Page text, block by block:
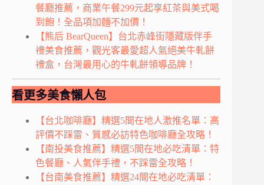
餐廳推薦，商業午餐299元起享紅茶與美式喝
到飽！全品項加麵不加價！
【熊后 BearQueen】台北赤峰街隱藏版伴手
禮美食推薦，觀光客最愛超人氣絕美牛軋餅
禮盒，台灣最用心的牛軋餅領導品牌！
看更多美食懶人包
【台北咖啡廳】精選5間在地人激推名單：高
評價不踩雷、質感必訪特色咖啡廳全攻略！
【南投美食推薦】精選5間在地必吃清單：特
色餐廳、人氣伴手禮，不踩雷全攻略！
【台南美食推薦】精選24間在地必吃清單：